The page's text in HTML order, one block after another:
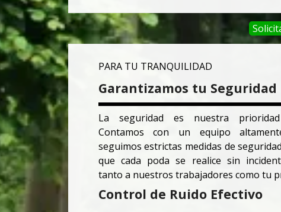
PARA TU TRANQUILIDAD
Garantizamos tu Seguridad
La seguridad es nuestra
Contamos con un equipo
seguimos estrictas medidas de
que cada poda se realice sin
tanto a nuestros trabajadores como tu
Control de Ruido Efectivo